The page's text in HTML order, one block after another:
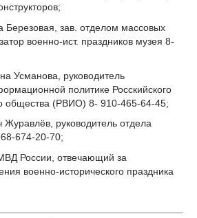
Березовая, зав. отделом массовых
военно-ист. праздников музея 8-
Усманова, руководитель
политике Росскийского
общества (РВИО) 8- 910-465-64-45;
Журавлёв, руководитель отдела
674-20-70;
России, отвечающий за
военно-исторического праздника